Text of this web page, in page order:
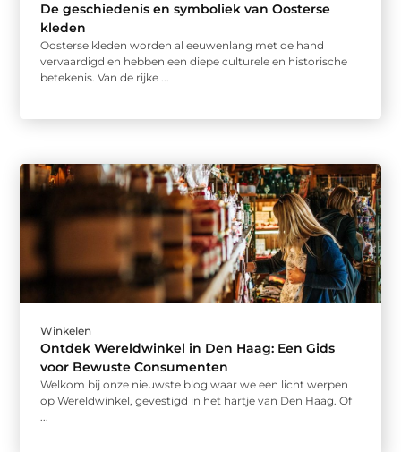
De geschiedenis en symboliek van Oosterse
kleden
Oosterse kleden worden al eeuwenlang met de hand
vervaardigd en hebben een diepe culturele en historische
betekenis. Van de rijke ...
Winkelen
Ontdek Wereldwinkel in Den Haag: Een Gids
voor Bewuste Consumenten
Welkom bij onze nieuwste blog waar we een licht werpen
op Wereldwinkel, gevestigd in het hartje van Den Haag. Of
...